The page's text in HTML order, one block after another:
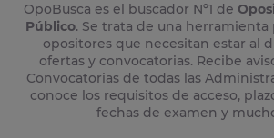
OpoBusca es el buscador Nº1 de
Público. Se trata de una herramienta
opositores que necesitan estar al
ofertas y convocatorias. Recibe
Convocatorias de todas las
conoce los requisitos de acceso,
fechas de examen y